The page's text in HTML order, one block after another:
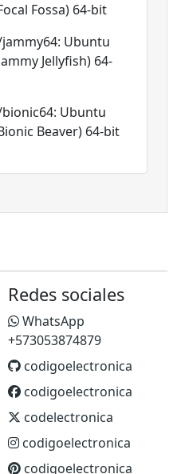
Fossa) 64-bit
Ubuntu
Jellyfish) 64-
Ubuntu
Beaver) 64-bit
Redes sociales
WhatsApp
+573053874879
codigoelectronica
codigoelectronica
codelectronica
codigoelectronica
codigoelectronica